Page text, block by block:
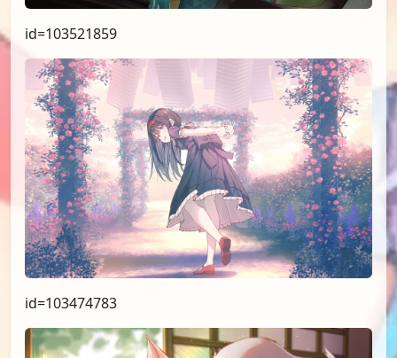
id=103521859
id=103474783